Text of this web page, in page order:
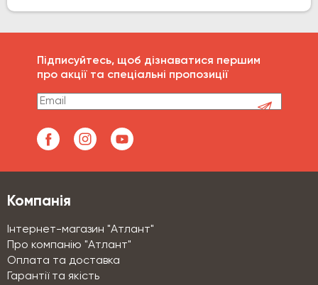
Підписуйтесь, щоб дізнаватися першим
про акції та спеціальні пропозиції
Компанія
Інтернет-магазин "Атлант"
Про компанію "Атлант"
Оплата та доставка
Гарантії та якість